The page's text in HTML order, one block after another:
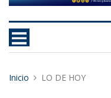
Inicio LO DE HOY